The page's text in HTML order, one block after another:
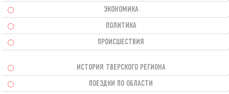
ЭКОНОМИКА
ПОЛИТИКА
ПРОИСШЕСТВИЯ
ИСТОРИЯ ТВЕРСКОГО РЕГИОНА
ПОЕЗДКИ ПО ОБЛАСТИ